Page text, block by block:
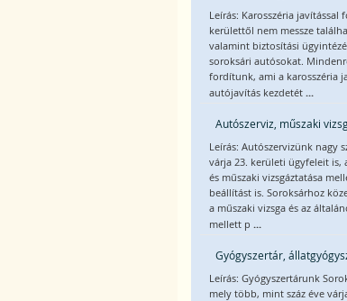
Leírás: Karosszéria javítással
kerülettől nem messze
valamint biztosítási
soroksári autósokat.
fordítunk, ami a karosszéria
autójavítás kezdetét ...
Autószerviz, műszaki
Leírás: Autószervizünk nagy
várja 23. kerületi ügyfeleit is,
és műszaki vizsgáztatása
beállítást is. Soroksárhoz
a műszaki vizsga és az
mellett p ...
Gyógyszertár,
Leírás: Gyógyszertárunk
mely több, mint száz éve